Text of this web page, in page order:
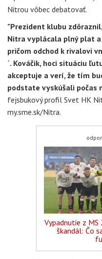
Nitrou vôbec debatovať.
"Prezident klubu
Nitra vyplácala plný plat
pričom odchod k rivalovi
´. Kováčik, hoci situáciu
akceptuje a verí, že tím
podstate vyskúšali počas
fejsbukový profil Svet HK
my.sme.sk/Nitra.
Vypadnutie z
škandál: Čo